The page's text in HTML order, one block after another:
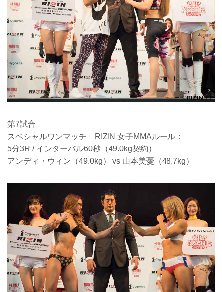
第7試合
スペシャルワンマッチ RIZIN 女子MMAルール：
5分3R / インターバル60秒（49.0kg契約）
アンディ・ウィン（49.0kg） vs 山本美憂（48.7kg）